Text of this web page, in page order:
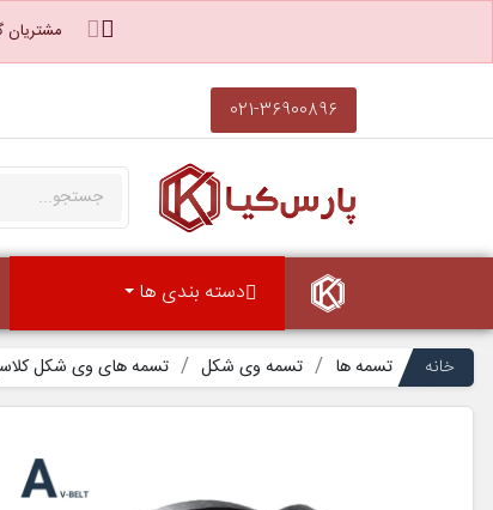
مشتریان
021-36900896
دسته بندی ها
خانه تسمه ها تسمه وی شکل تسمه های وی شکل